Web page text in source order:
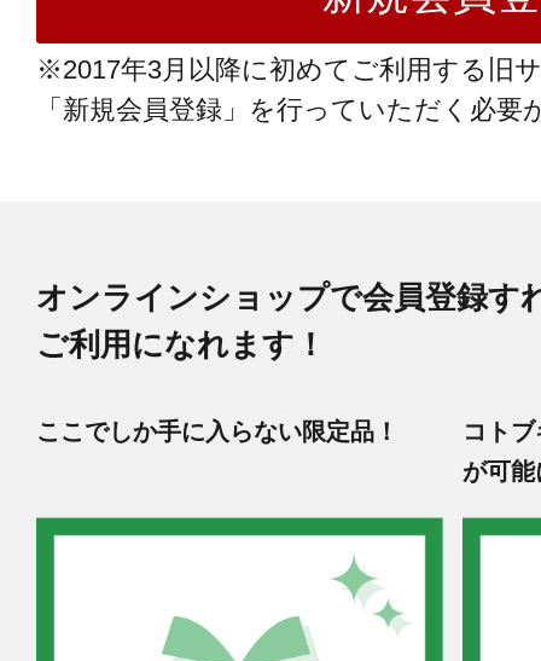
※2017年3月以降に初めてご利用する旧
「新規会員登録」を行っていただく必要
オンラインショップで会員登録す
ご利用になれます！
ここでしか手に入らない限定品！
コト
が可能